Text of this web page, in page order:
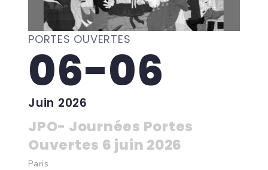
PORTES OUVERTES
06-06
Juin 2026
JPO- Journées Portes
Ouvertes 6 juin 2026
Paris